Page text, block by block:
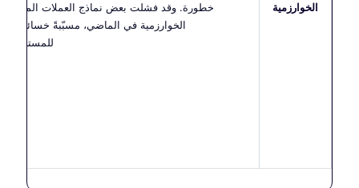
الخوارزمية
خطورة. وقد فشلت بعض نماذج العملات
الخوارزمية في الماضي، مسبّبةً خسائر